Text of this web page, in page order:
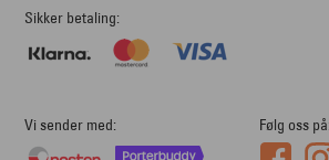
Sikker betaling
Vi sender med Følg oss på